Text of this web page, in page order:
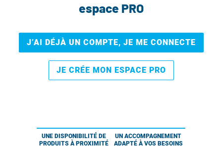
espace PRO
J’AI DÉJÀ UN COMPTE, JE ME CONNECTE
JE CRÉE MON ESPACE PRO
UNE DISPONIBILITÉ DE
PRODUITS À PROXIMITÉ
UN ACCOMPAGNEMENT
ADAPTÉ À VOS BESOINS